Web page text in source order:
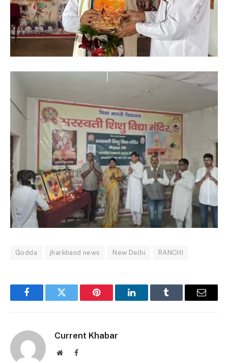
Godda jharkhand news New Delhi RANCHI
FacebookTwitter Pinterest LinkedInTumblr Email
Current Khabar
WebsiteFacebook